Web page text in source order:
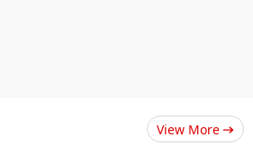
View More